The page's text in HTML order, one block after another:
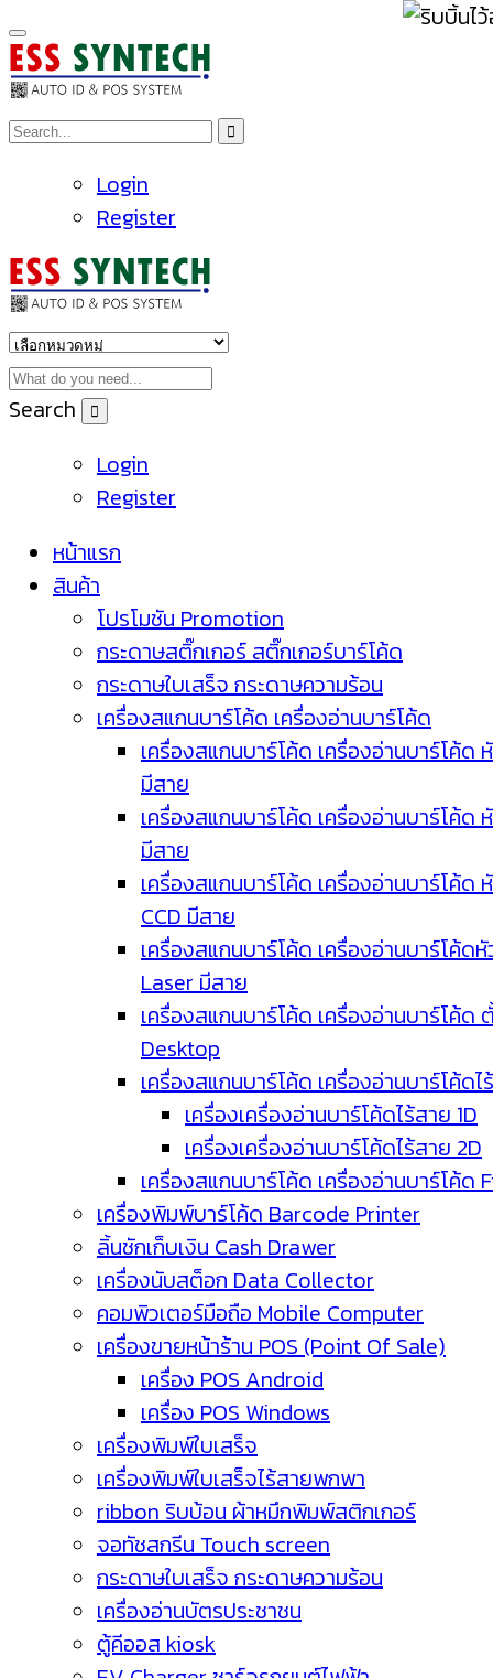
Login
Register
Search
Login
Register
หน้าแรก
สินค้า
โปรโมชัน Promotion
กระดาษสติ๊กเกอร์ สติ๊กเกอร์บาร์โค้ด
กระดาษใบเสร็จ กระดาษความร้อน
เครื่องสแกนบาร์โค้ด เครื่องอ่านบาร์โค้ด
เครื่องสแกนบาร์โค้ด เครื่องอ่านบาร์โค้ด
มีสาย
เครื่องสแกนบาร์โค้ด เครื่องอ่านบาร์โค้ด
มีสาย
เครื่องสแกนบาร์โค้ด เครื่องอ่านบาร์โค้ด
CCD มีสาย
เครื่องสแกนบาร์โค้ด เครื่องอ่านบาร์โค้ด
Laser มีสาย
เครื่องสแกนบาร์โค้ด เครื่องอ่านบาร์โค้ด
Desktop
เครื่องสแกนบาร์โค้ด เครื่องอ่านบาร์โค้ดไ
เครื่องเครื่องอ่านบาร์โค้ดไร้สาย 1D
เครื่องเครื่องอ่านบาร์โค้ดไร้สาย 2D
เครื่องสแกนบาร์โค้ด เครื่องอ่านบาร์โค้ด
เครื่องพิมพ์บาร์โค้ด Barcode Printer
ลิ้นชักเก็บเงิน Cash Drawer
เครื่องนับสต็อก Data Collector
คอมพิวเตอร์มือถือ Mobile Computer
เครื่องขายหน้าร้าน POS (Point Of Sale)
เครื่อง POS Android
เครื่อง POS Windows
เครื่องพิมพ์ใบเสร็จ
เครื่องพิมพ์ใบเสร็จไร้สายพกพา
ribbon ริบบ้อน ผ้าหมึกพิมพ์สติกเกอร์
จอทัชสกรีน Touch screen
กระดาษใบเสร็จ กระดาษความร้อน
เครื่องอ่านบัตรประชาชน
ตู้คีออส kiosk